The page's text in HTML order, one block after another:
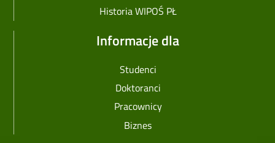
Historia WIPOŚ PŁ
Informacje dla
Studenci
Doktoranci
Pracownicy
Biznes